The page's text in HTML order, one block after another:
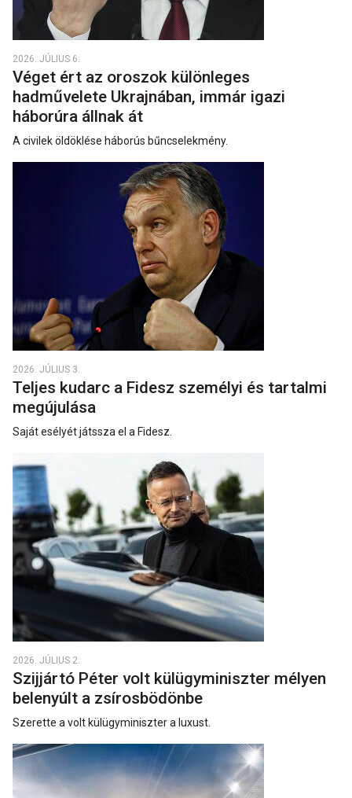
2026. JÚLIUS 6.
Véget ért az oroszok különleges
hadművelete Ukrajnában, immár igazi
háborúra állnak át
A civilek öldöklése háborús bűncselekmény.
2026. JÚLIUS 3.
Teljes kudarc a Fidesz személyi és tartalmi
megújulása
Saját esélyét játssza el a Fidesz.
2026. JÚLIUS 2.
Szijjártó Péter volt külügyminiszter mélyen
belenyúlt a zsírosbödönbe
Szerette a volt külügyminiszter a luxust.